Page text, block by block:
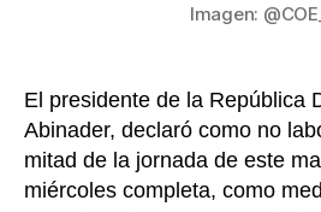
Imagen:
El presidente de la República
Abinader, declaró como no
mitad de la jornada de este
miércoles completa, como